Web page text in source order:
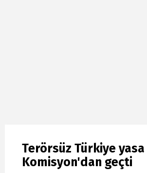
Terörsüz Türkiye
Komisyon'dan geçti